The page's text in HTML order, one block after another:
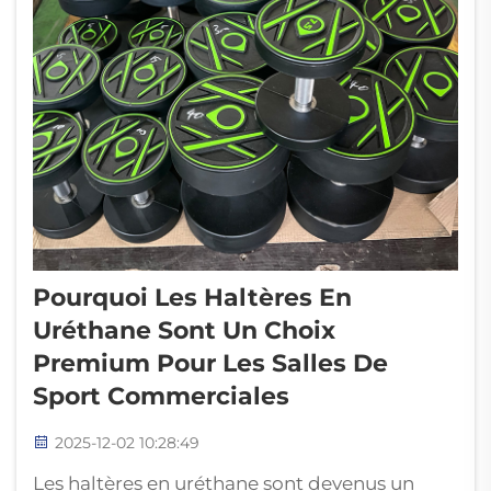
Pourquoi Les Haltères En
Uréthane Sont Un Choix
Premium Pour Les Salles De
Sport Commerciales
2025-12-02 10:28:49
Les haltères en uréthane sont devenus un